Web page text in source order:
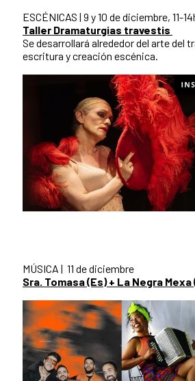
ESCÉNICAS | 9 y 10 de diciembre, 11-
Taller Dramaturgias travestis
Se desarrollará alrededor del arte del
escritura y creación escénica.
MÚSICA | 11 de diciembre
Sra. Tomasa (Es) + La Negra Mexa